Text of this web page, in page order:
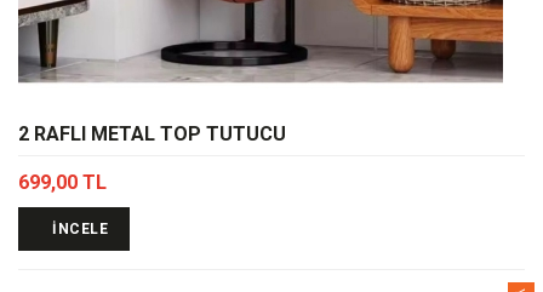
2 RAFLI METAL TOP TUTUCU
699,00 TL
İNCELE